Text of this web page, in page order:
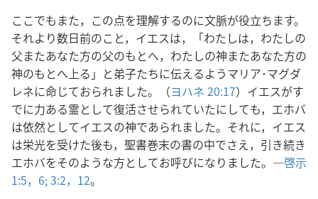
ここでもまた，この点を理解するのに文脈が役立ちます。
それより数日前のこと，イエスは，「わたしは，わたしの
父またあなた方の父のもとへ，わたしの神またあなた方の
神のもとへ上る」と弟子たちに伝えるようマリア･マグダ
レネに命じておられました。（ヨハネ 20:17）イエスがす
でに力ある霊として復活させられていたにしても，エホバ
は依然としてイエスの神であられました。それに，イエス
は栄光を受けた後も，聖書巻末の書の中でさえ，引き続き
エホバをそのような方としてお呼びになりました。―啓示
1:5，6; 3:2， 12。